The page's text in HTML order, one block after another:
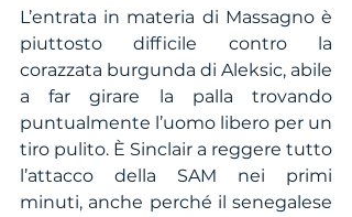
L’entrata in materia di Massagno è
piuttosto difficile contro la
corazzata burgunda di Aleksic, abile
a far girare la palla trovando
puntualmente l’uomo libero per un
tiro pulito. È Sinclair a reggere tutto
l’attacco della SAM nei primi
minuti, anche perché il senegalese